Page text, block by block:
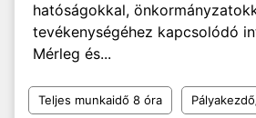
hatóságokkal,
tevékenységéhez kapcsolódó
Mérleg és...
Teljes munkaidő 8 óra